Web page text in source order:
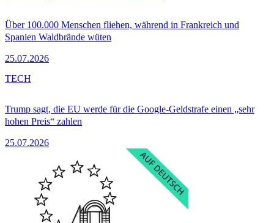
Über 100.000 Menschen fliehen, während in Frankreich und
Spanien Waldbrände wüten
25.07.2026
Trump sagt, die EU werde für die Google-Geldstrafe einen „sehr
hohen Preis“ zahlen
25.07.2026
TECH